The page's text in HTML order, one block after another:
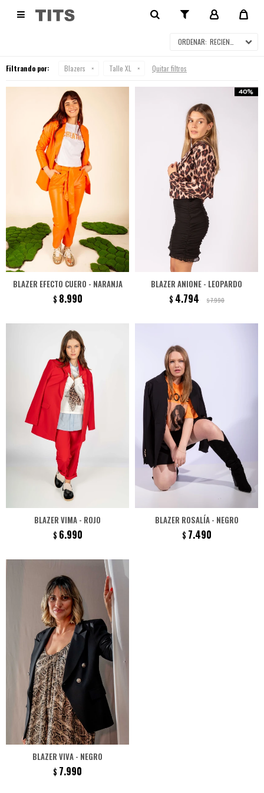
 BLAZERS
RECIENTES
Filtrando por: Blazers Talle XL Quitar filtros
BLAZER EFECTO CUERO - NARANJA
$ 8.990
BLAZER ANIONE - LEOPARDO
$ 4.794 $7.990
BLAZER VIMA - ROJO
$ 6.990
BLAZER ROSALÍA - NEGRO
$ 7.490
BLAZER VIVA - NEGRO
$ 7.990